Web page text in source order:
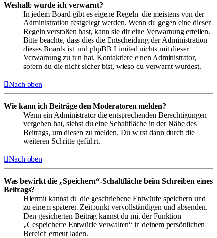
Weshalb wurde ich verwarnt?
In jedem Board gibt es eigene Regeln, die meistens von der
Administration festgelegt werden. Wenn du gegen eine dieser
Regeln verstoßen hast, kann sie dir eine Verwarnung erteilen.
Bitte beachte, dass dies die Entscheidung der Administration
dieses Boards ist und phpBB Limited nichts mit dieser
Verwarnung zu tun hat. Kontaktiere einen Administrator,
sofern du die nicht sicher bist, wieso du verwarnt wurdest.
Nach oben
Wie kann ich Beiträge den Moderatoren melden?
Wenn ein Administrator die entsprechenden Berechtigungen
vergeben hat, siehst du eine Schaltfläche in der Nähe des
Beitrags, um diesen zu melden. Du wirst dann durch die
weiteren Schritte geführt.
Nach oben
Was bewirkt die „Speichern“-Schaltfläche beim Schreiben eines
Beitrags?
Hiermit kannst du die geschriebene Entwürfe speichern und
zu einem späteren Zeitpunkt vervollständigen und absenden.
Den gesicherten Beitrag kannst du mit der Funktion
„Gespeicherte Entwürfe verwalten“ in deinem persönlichen
Bereich erneut laden.